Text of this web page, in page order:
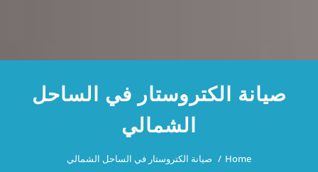
صيانة الكتروستار في الساحل
الشمالي
Home صيانة الكتروستار في الساحل الشمالي